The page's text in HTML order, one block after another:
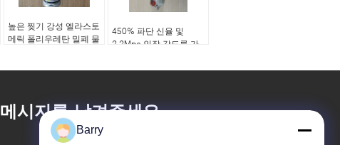
높은 찢기 강성 엘라스토
메릭 폴리우레탄 밀폐 물
450% 파단 신율 및
2.2Mpa 인장 강도를 가
란트
메시지를 남겨주세요
Barry